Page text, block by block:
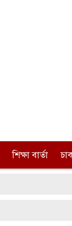
শিক্ষা বার্তা